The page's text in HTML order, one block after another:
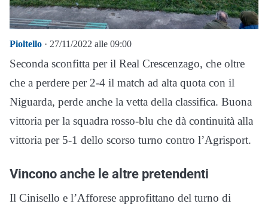
Pioltello · 27/11/2022 alle 09:00
Seconda sconfitta per il Real Crescenzago, che oltre
che a perdere per 2-4 il match ad alta quota con il
Niguarda, perde anche la vetta della classifica. Buona
vittoria per la squadra rosso-blu che dà continuità alla
vittoria per 5-1 dello scorso turno contro l’Agrisport.
Vincono anche le altre pretendenti
Il Cinisello e l’Afforese approfittano del turno di